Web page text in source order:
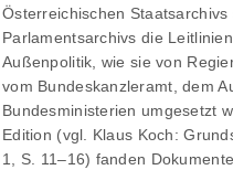
Österreichischen
Parlamentsarchivs die
Außenpolitik, wie sie von
vom Bundeskanzleramt, dem
Bundesministerien umgesetzt
Edition (vgl. Klaus Koch:
1, S. 11–16) fanden